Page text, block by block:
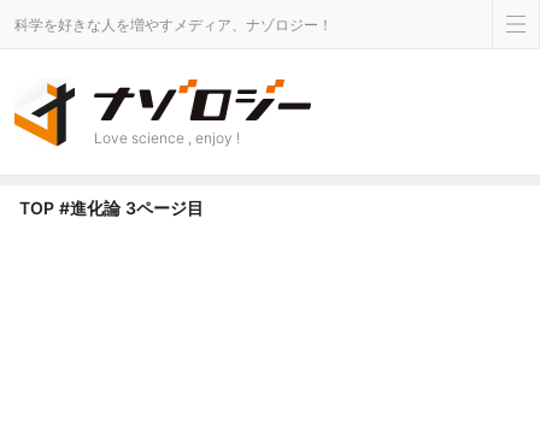
科学を好きな人を増やすメディア、ナゾロジー！
Love science , enjoy !
TOP #進化論 3ページ目